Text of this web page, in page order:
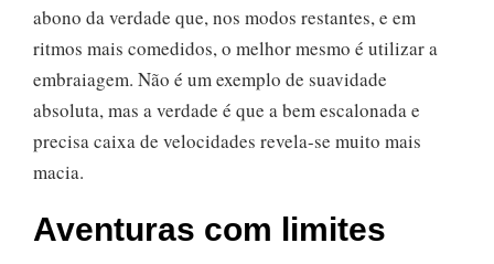
abono da verdade que, nos modos restantes, e em
ritmos mais comedidos, o melhor mesmo é utilizar a
embraiagem. Não é um exemplo de suavidade
absoluta, mas a verdade é que a bem escalonada e
precisa caixa de velocidades revela-se muito mais
macia.
Aventuras com limites